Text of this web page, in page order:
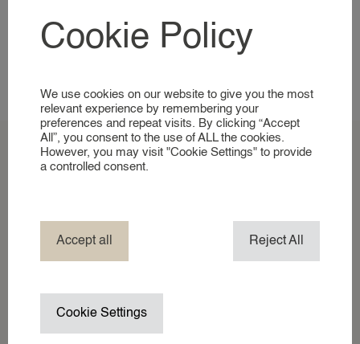
VOOR NANNIES
KIJKJE IN ONZE WERELD
DIENSTEN
EVENEMENT NANNY
HOTEL NANNY
NANNY IN HET BUITENLAND
NANNY / OPPAS AAN HUIS
nustar
Zomerstage op Ibiza: Het avontuur van Isabelle
bij 24NANNIES! – planning, account management en
onze travel nannies
Cookie Policy
We use cookies on our website to give you the most
relevant experience by remembering your
preferences and repeat visits. By clicking “Accept
All”, you consent to the use of ALL the cookies.
However, you may visit "Cookie Settings" to provide
a controlled consent.
Accept all Reject All
Cookie Settings